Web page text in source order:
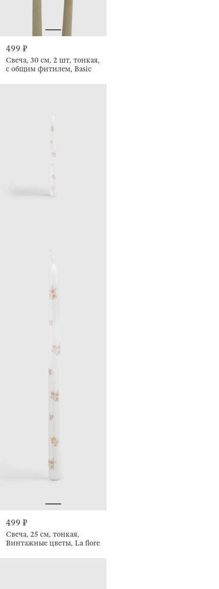
499 ₽
Свеча, 30 см, 2 шт, тонкая,
с общим фитилем, Basic
499 ₽
Свеча, 25 см, тонкая,
Винтажные цветы, La flore